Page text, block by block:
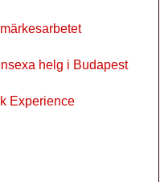
helg i Budapest
Experience